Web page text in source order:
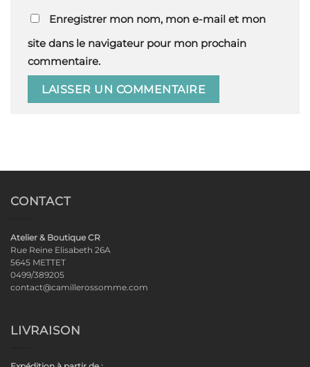
Enregistrer mon nom, mon e-mail et mon
site dans le navigateur pour mon prochain
commentaire.
CONTACT
Atelier & Boutique CR
Rue Reine Elisabeth 26A
5645 METTET
0499/389205
contact@camillerossomme.com
LIVRAISON